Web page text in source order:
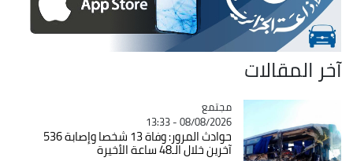
آخر المقالات
Catégorie
مجتمع
08/08/2026 - 13:33
حوادث المرور: وفاة 13 شخصا وإصابة 536
آخرين خلال الـ48 ساعة الأخيرة